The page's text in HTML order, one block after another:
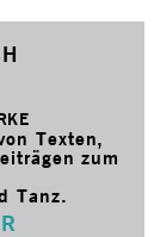
Texten,
zum
Tanz.